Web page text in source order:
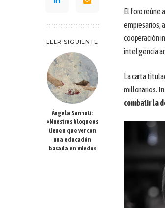
LEER SIGUIENTE
Ángela Sannuti:
«Nuestros bloqueos
tienen que ver con
una educación
basada en miedo»
El foro reúne
empresarios,
cooperación
inteligencia
La carta
millonarios.
combatir la